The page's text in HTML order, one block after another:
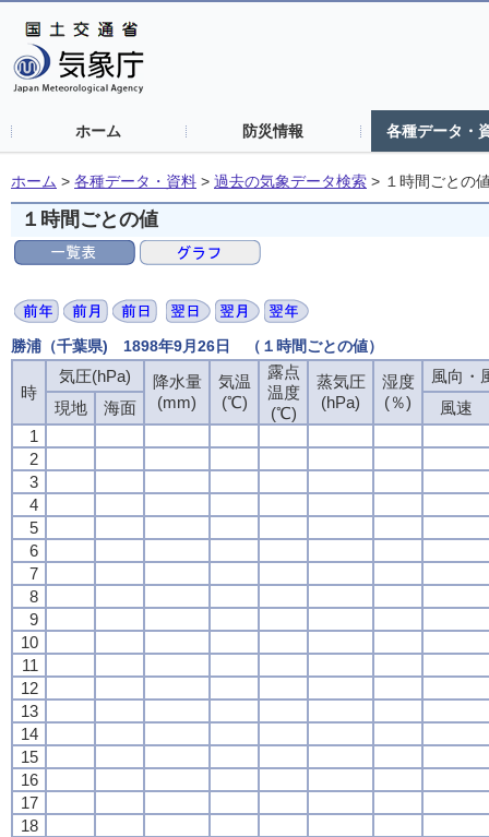
ホーム 防災情報 各種データ・
ホーム > 各種データ・資料 > 過去の気象データ検索 > １時間ごとの
１時間ごとの値
勝浦（千葉県) 1898年9月26日 （１時間ごとの値）
時
気圧(hPa)
降水量
(mm)
気温
(℃)
露点
温度
(℃)
蒸気圧
(hPa)
湿度
(％)
風向・
現地
海面
風速
1
2
3
4
5
6
7
8
9
10
11
12
13
14
15
16
17
18
時
気圧(hPa)
降水量
(mm)
気温
(℃)
露点
温度
(℃)
蒸気圧
(hPa)
湿度
(％)
風向・
現地
海面
風速
1
2
3
4
5
6
7
8
9
10
11
12
13
14
15
16
17
18
時
気圧(hPa)
降水量
(mm)
気温
(℃)
露点
温度
(℃)
蒸気圧
(hPa)
湿度
(％)
風向・
現地
海面
風速
1
2
3
4
5
6
7
8
9
10
11
12
13
14
15
16
17
18
時
気圧(hPa)
降水量
(mm)
気温
(℃)
露点
温度
(℃)
蒸気圧
(hPa)
湿度
(％)
風向・
現地
海面
風速
1
2
3
4
5
6
7
8
9
10
11
12
13
14
15
16
17
18